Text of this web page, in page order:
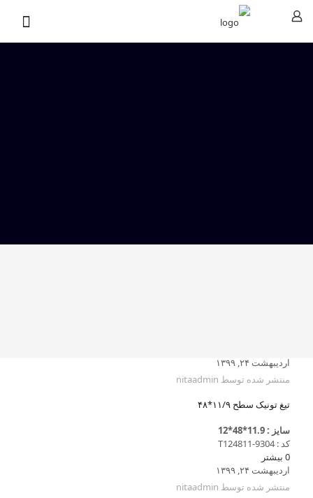
اردیبهشت ۲۴, ۱۳۹۹
منتشر شده توسط nitaadmin
تیغ تونیک سطح ۱۱/۹*۴۸
سایز : 11.9*48*12
کد : T124811-9304
0 بیشتر
اردیبهشت ۲۴, ۱۳۹۹
منتشر شده توسط nitaadmin